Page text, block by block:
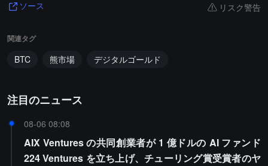
ソース リスク警告
関連タグ
BTC 熊市場 デジタルゴールド
注目のニュース
08-06 08:08
AIX Ventures の共同創業者が 1 億ドルの AI ファンド
224 Ventures を立ち上げ、チューリング賞受賞者のヤ